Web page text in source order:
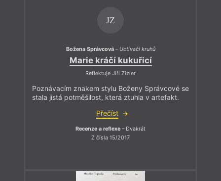
JZ
Božena Správcová– Uctívači kruhů
Marie kráčí kukuřicí
Reflektuje Jiří Zizler
Poznávacím znakem stylu Boženy Správcové se
stala jistá potměšilost, která ztuhla v artefakt.
Přečíst
Recenze a reflexe – Dvakrát
Z čísla 15/2017